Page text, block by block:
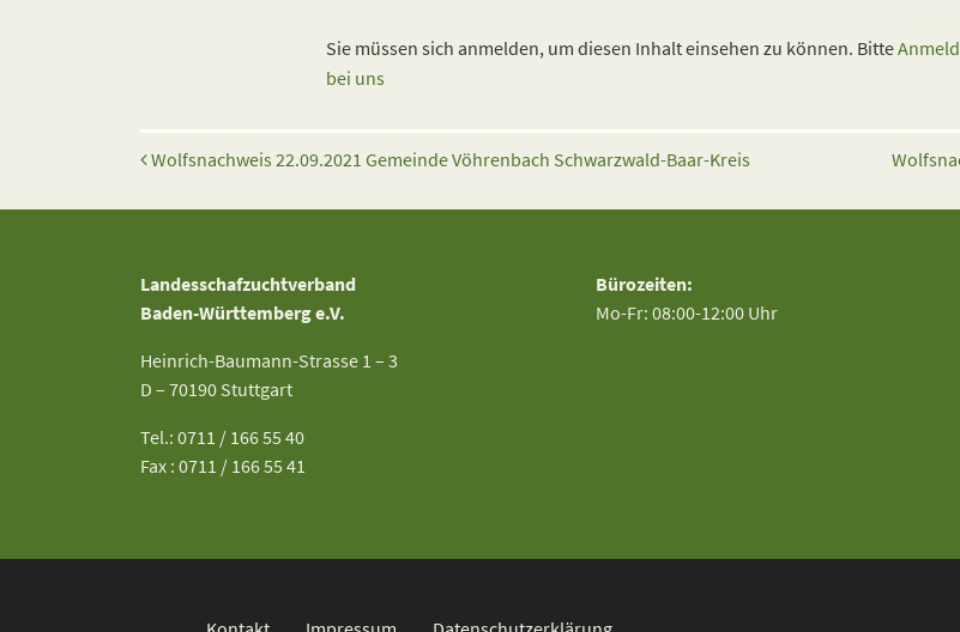
Sie müssen sich anmelden, um diesen Inhalt einsehen zu können. Bitte
bei uns
Beitrags-Navigation
Wolfsnachweis 22.09.2021 Gemeinde Vöhrenbach Schwarzwald-Baar-Kreis
Landesschafzuchtverband
Baden-Württemberg e.V.
Heinrich-Baumann-Strasse 1 – 3
D – 70190 Stuttgart
Tel.: 0711 / 166 55 40
Fax : 0711 / 166 55 41
Bürozeiten:
Mo-Fr: 08:00-12:00 Uhr